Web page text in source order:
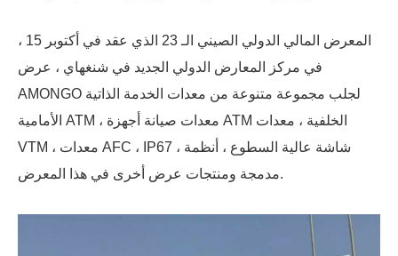
المعرض المالي الدولي الصيني الـ 23 الذي عقد في أكتوبر 15 ،
في مركز المعارض الدولي الجديد في شنغهاي ، عرض
AMONGO لجلب مجموعة متنوعة من معدات الخدمة الذاتية
الأمامية ATM ، معدات صيانة أجهزة ATM الخلفية ، معدات
VTM ، معدات AFC ، IP67 ، شاشة عالية السطوع ، أنظمة
مدمجة ومنتجات عرض أخرى في هذا المعرض.